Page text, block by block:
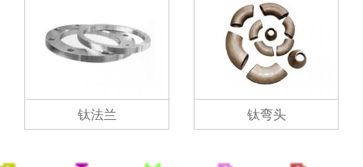
钛法兰 钛弯头